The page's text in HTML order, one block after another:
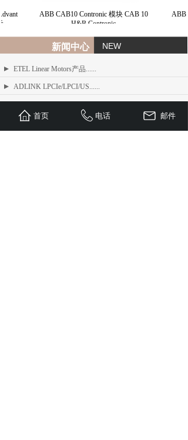
ABB CAB10 Contronic 模块 CAB 10
H&B Contronic
ABB
新闻中心 NEW
ETEL Linear Motors产品......
ADLINK LPCIe/LPCI/US......
ADLINK MXE-1300 系列工业......
首页 电话 邮件